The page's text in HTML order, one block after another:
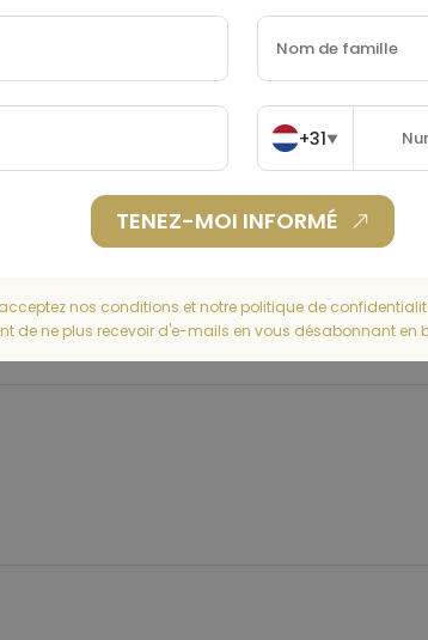
+31▼
TENEZ-MOI INFORMÉ
nos conditions et notre politique de
de ne plus recevoir d'e-mails en vous désabonnant en